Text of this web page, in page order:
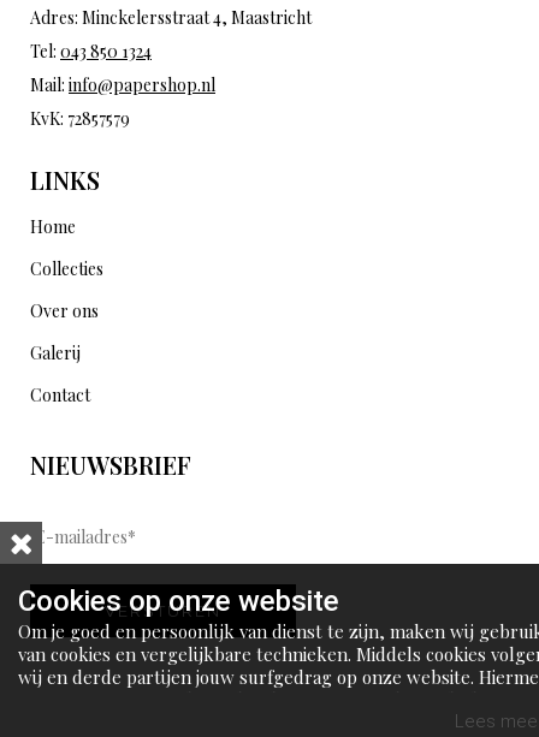
Adres: Minckelersstraat 4, Maastricht
Tel: 043 850 1324
Mail: info@papershop.nl
KvK: 72857579
LINKS
Home
Collecties
Over ons
Galerij
Contact
NIEUWSBRIEF
E
-
m
a
i
l
VERSTUREN
Cookies op onze website
Om je goed en persoonlijk van dienst te zijn, maken wij
van cookies en vergelijkbare technieken. Middels cookies
wij en derde partijen jouw surfgedrag op onze website.
Lees